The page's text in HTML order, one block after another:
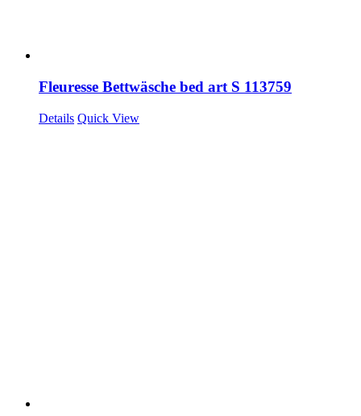
Fleuresse Bettwäsche bed art S 113759
Details Quick View